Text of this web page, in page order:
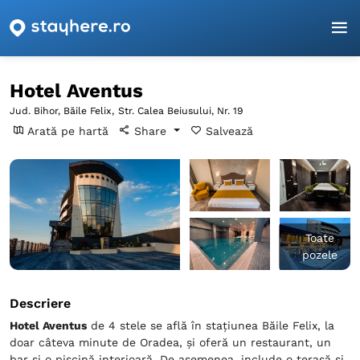
Pagina principală
Hotel Aventus
Jud. Bihor, Băile Felix, Str. Calea Beiusului, Nr. 19
Arată pe hartă Share Salvează
Toate
pozele
Descriere
Hotel Aventus de 4 stele se află în stațiunea Băile Felix, la
doar câteva minute de Oradea, și oferă un restaurant, un